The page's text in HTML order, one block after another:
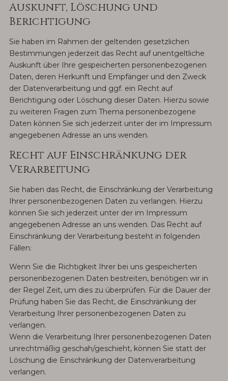
Auskunft, Löschung und
Berichtigung
Sie haben im Rahmen der geltenden gesetzlichen
Bestimmungen jederzeit das Recht auf unentgeltliche
Auskunft über Ihre gespeicherten personenbezogenen
Daten, deren Herkunft und Empfänger und den Zweck
der Datenverarbeitung und ggf. ein Recht auf
Berichtigung oder Löschung dieser Daten. Hierzu sowie
zu weiteren Fragen zum Thema personenbezogene
Daten können Sie sich jederzeit unter der im Impressum
angegebenen Adresse an uns wenden.
Recht auf Einschränkung der
Verarbeitung
Sie haben das Recht, die Einschränkung der Verarbeitung
Ihrer personenbezogenen Daten zu verlangen. Hierzu
können Sie sich jederzeit unter der im Impressum
angegebenen Adresse an uns wenden. Das Recht auf
Einschränkung der Verarbeitung besteht in folgenden
Fällen:
Wenn Sie die Richtigkeit Ihrer bei uns gespeicherten
personenbezogenen Daten bestreiten, benötigen wir in
der Regel Zeit, um dies zu überprüfen. Für die Dauer der
Prüfung haben Sie das Recht, die Einschränkung der
Verarbeitung Ihrer personenbezogenen Daten zu
verlangen.
Wenn die Verarbeitung Ihrer personenbezogenen Daten
unrechtmäßig geschah/geschieht, können Sie statt der
Löschung die Einschränkung der Datenverarbeitung
verlangen.